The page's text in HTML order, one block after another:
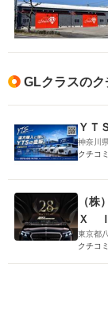
GLクラスの
ＹＴ
神奈川
クチコ
（株
Ｘ
東京都
クチコ